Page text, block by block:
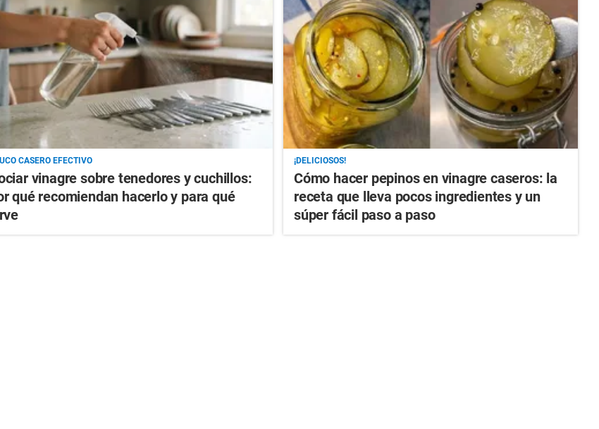
CASERO EFECTIVO
vinagre sobre tenedores y cuchillos:
qué recomiendan hacerlo y para qué
¡DELICIOSOS!
Cómo hacer pepinos en vinagre caseros: la
receta que lleva pocos ingredientes y un
súper fácil paso a paso